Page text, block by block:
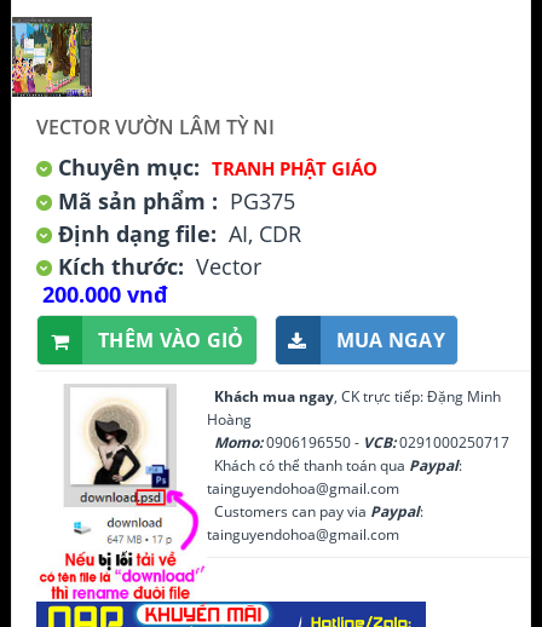
VECTOR VƯỜN LÂM TỲ NI
Chuyên mục: TRANH PHẬT GIÁO
Mã sản phẩm : PG375
Định dạng file: AI, CDR
Kích thước: Vector
200.000 vnđ
THÊM VÀO GIỎ MUA NGAY
Khách mua ngay, CK trực tiếp: Đặng Minh
Hoàng
Momo:0906196550 - VCB:0291000250717
Khách có thể thanh toán qua Paypal:
tainguyendohoa@gmail.com
Customers can pay via Paypal:
tainguyendohoa@gmail.com